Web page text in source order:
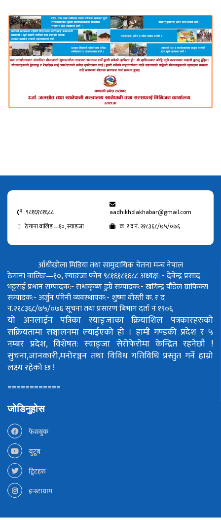
९८१६१८१६८८
aadhikholakhabar@gmail.com
ठेगाना वालिङ—१०, स्याङजा
क. र द नं. २१८३६८/७५/०७६
आँधीखोला मिडिया तथा सामुदायिक चेतना मन्च नेपाल
ठेगाना वालिङ—१०, स्याङजा फोन ९८१६१८१६८८अध्यक्ष: - देवेन्द्र प्रसाद
भट्टराईप्रधान सम्पादक:- राधाकृष्ण डुम्रेसम्पादक:- खगिन्द्र पौडेलग्राफिक्स
सम्पादक:- अर्जुन पंगेनीव्यवस्थापक:- शुष्मा वोस्तीक. र द
नं.२१८३६८/७५/०७६सूचना तथा प्रसारण बिभाग दर्ता नं १९०६
यो अनलाईन पत्रिका स्याङ्जाका क्रियाशिल पत्रकारहरुको
सक्रियतामा सञ्चालनमा ल्याईएको हो । हामी गण्डकी प्रदेश र ५
नम्बर प्रदेश, विशेषत: स्याङ्जा सेरोफेरोमा केन्द्रित रहनेछौ !
सुचना,जानकारी,मनोरञ्जन तथा विविध गतिविधि प्रस्तुत गर्ने हाम्रो
लक्ष्य रहेको छ !
============
जोडिनुहोस
फेसबुक
युटूब
ट्विटहरु
इन्स्टाग्राम